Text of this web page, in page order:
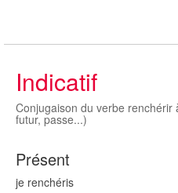
Indicatif
Conjugaison du verbe
futur, passe...)
Présent
je renchéris